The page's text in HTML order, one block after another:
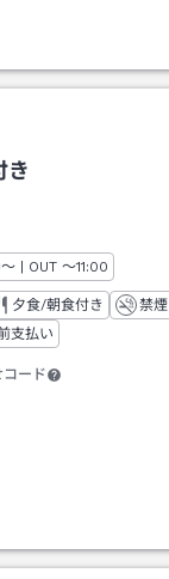
き
クイン
～ | OUT チェックアウト
～11:00
夕食/朝食付き
禁煙
支払い
ード